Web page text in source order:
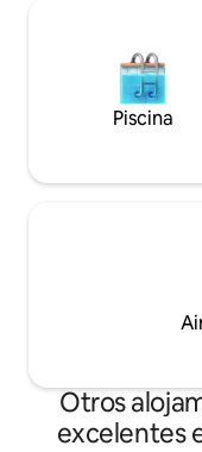
Piscina
Otros
excelentes